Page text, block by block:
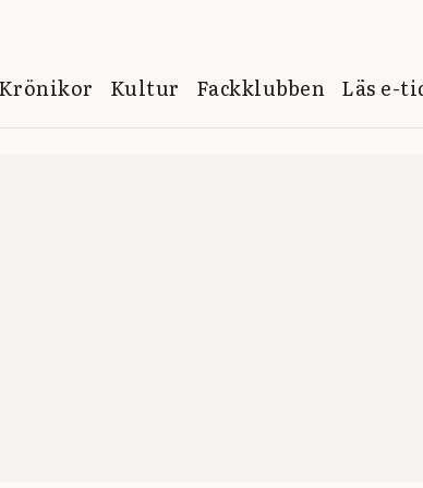
Krönikor Kultur Fackklubben Läs e-